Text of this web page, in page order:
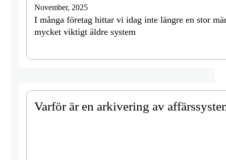
November, 2025
I många företag hittar vi idag inte längre en stor
mycket viktigt äldre system
Varför är en arkivering av